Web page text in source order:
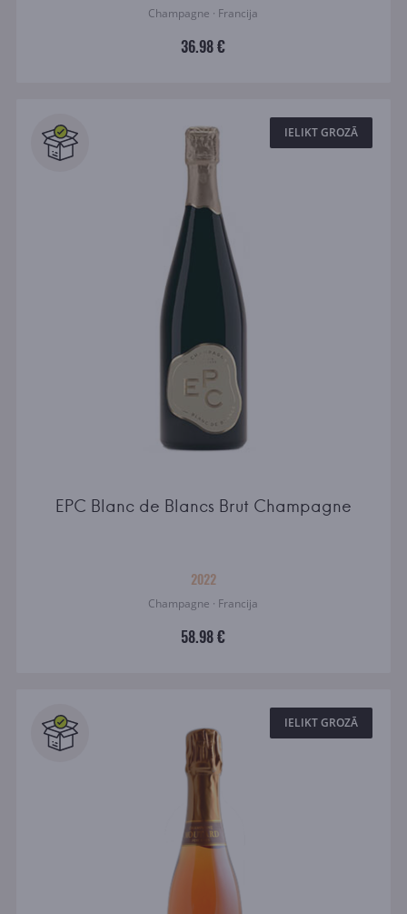
Champagne · Francija
36.98 €
IELIKT GROZĀ
EPC Blanc de Blancs Brut Champagne
2022
Champagne · Francija
58.98 €
IELIKT GROZĀ